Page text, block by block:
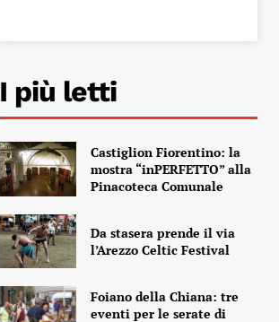
I più letti
Castiglion Fiorentino: la
mostra “inPERFETTO” alla
Pinacoteca Comunale
Da stasera prende il via
l’Arezzo Celtic Festival
Foiano della Chiana: tre
eventi per le serate di